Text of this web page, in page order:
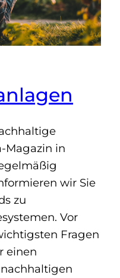
Magazin in
wir Sie
zu
Vor
Fragen
einen